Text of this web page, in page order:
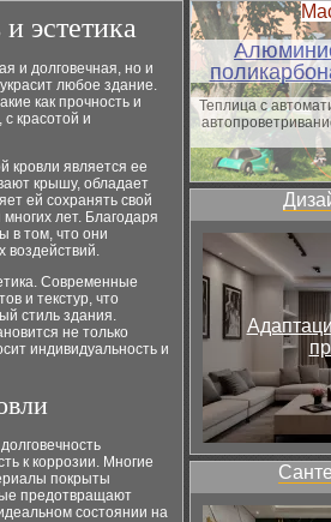
эстетика
и долговечная, но и
любое здание.
как прочность и
красотой и
кровли является ее
крышу, обладает
ей сохранять свой
лет. Благодаря
в том, что они
воздействий.
Современные
и текстур, что
стиль здания.
не только
индивидуальность и
к коррозии. Многие
покрыты
предотвращают
состоянии на
Теплица с